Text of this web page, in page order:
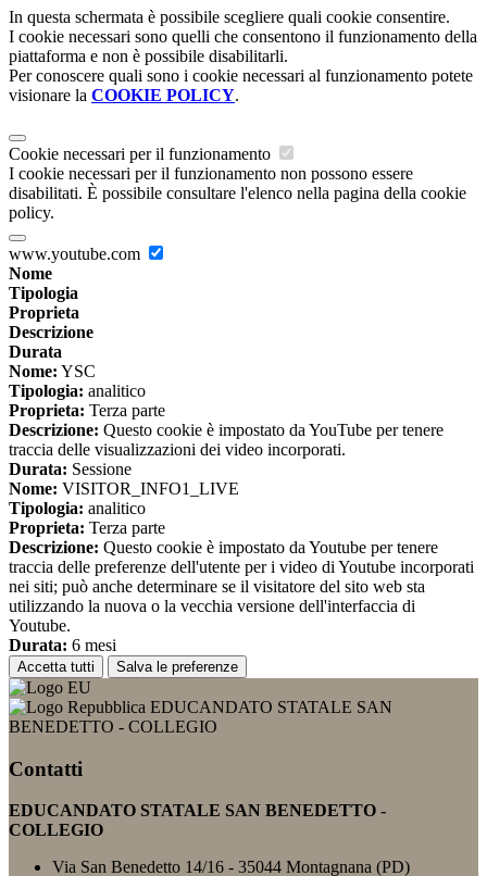
In questa schermata è possibile scegliere quali cookie consentire.
I cookie necessari sono quelli che consentono il funzionamento della
piattaforma e non è possibile disabilitarli.
Per conoscere quali sono i cookie necessari al funzionamento potete
visionare la COOKIE POLICY.
Cookie necessari per il funzionamento
I cookie necessari per il funzionamento non possono essere
disabilitati. È possibile consultare l'elenco nella pagina della cookie
policy.
www.youtube.com
Nome
Tipologia
Proprieta
Descrizione
Durata
Nome: YSC
Tipologia: analitico
Proprieta: Terza parte
Descrizione: Questo cookie è impostato da YouTube per tenere
traccia delle visualizzazioni dei video incorporati.
Durata: Sessione
Nome: VISITOR_INFO1_LIVE
Tipologia: analitico
Proprieta: Terza parte
Descrizione: Questo cookie è impostato da Youtube per tenere
traccia delle preferenze dell'utente per i video di Youtube incorporati
nei siti; può anche determinare se il visitatore del sito web sta
utilizzando la nuova o la vecchia versione dell'interfaccia di
Youtube.
Durata: 6 mesi
Accetta tutti Salva le preferenze
EDUCANDATO STATALE SAN
BENEDETTO - COLLEGIO
Contatti
EDUCANDATO STATALE SAN BENEDETTO -
COLLEGIO
Via San Benedetto 14/16 - 35044 Montagnana (PD)